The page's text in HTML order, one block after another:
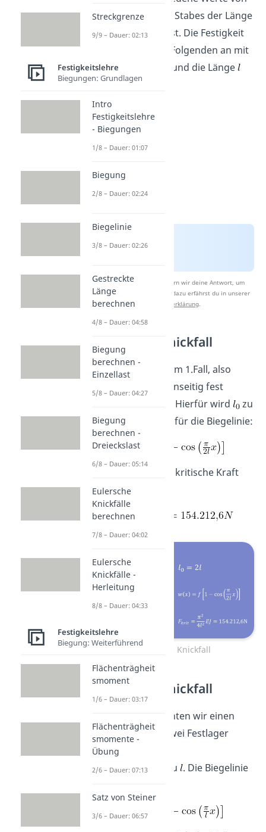
das Knicken eines Stabes der Länge
unter kritischer Last. Die Festigkeit
nehmen wir im Folgenden an mit
und die Länge
sei 500 Millimeter.
Nach Beantwortung speichern wir deine Antwort, um
Studyflix zu verbessern. Mehr dazu erfährst du in unserer
Datenschutzerklärung.
1. Eulersche Knickfall
Wir beginnen mit dem 1.Fall, also
einem Balken, der einseitig fest
eingespannt wurde. Hierfür wird
zu
. Wir erhalten also für die Biegelinie:
In diesem Fall ist die kritische Kraft
dann:
1. Eulersche Knickfall
2. Eulersche Knickfall
Als nächstes betrachten wir einen
Balken, der durch zwei Festlager
gehalten wird.
Hier wird genau zu . Die Biegelinie
Streckgrenze
9/9 – Dauer: 02:13
Festigkeitslehre
Biegungen: Grundlagen
Intro
Festigkeitslehre
- Biegungen
1/8 – Dauer: 01:07
Biegung
2/8 – Dauer: 02:24
Biegelinie
3/8 – Dauer: 02:26
Gestreckte
Länge
berechnen
4/8 – Dauer: 04:58
Biegung
berechnen -
Einzellast
5/8 – Dauer: 04:27
Biegung
berechnen -
Dreieckslast
6/8 – Dauer: 05:14
Eulersche
Knickfälle
berechnen
7/8 – Dauer: 04:02
Eulersche
Knickfälle -
Herleitung
8/8 – Dauer: 04:33
Festigkeitslehre
Biegung: Weiterführend
Flächenträgheit
smoment
1/6 – Dauer: 03:17
Flächenträgheit
smomente -
Übung
2/6 – Dauer: 07:13
Satz von Steiner
3/6 – Dauer: 06:57